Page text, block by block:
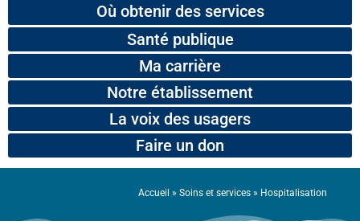
Où obtenir des services
Santé publique
Ma carrière
Notre établissement
La voix des usagers
Faire un don
Accueil » Soins et services » Hospitalisation